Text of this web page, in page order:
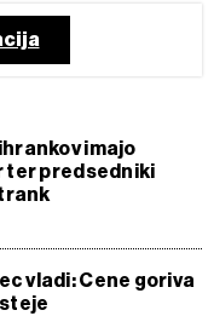
imajo
ter predsedniki
vladi: Cene goriva